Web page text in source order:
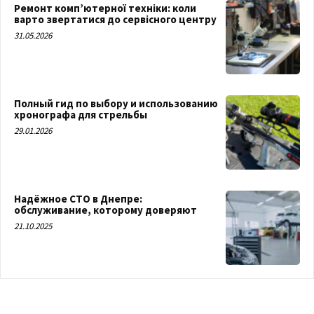
Ремонт комп’ютерної техніки: коли
варто звертатися до сервісного центру
31.05.2026
Полный гид по выбору и использованию
хронографа для стрельбы
29.01.2026
Надёжное СТО в Днепре:
обслуживание, которому доверяют
21.10.2025